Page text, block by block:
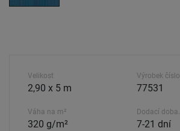
Velikost
2,90 x 5 m
Váha na m²
320 g/m²
Výrobek číslo
77531
Dodací doba.
7-21 dní